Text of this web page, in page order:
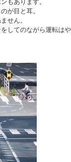
もあります。
が目と耳。
せん。
してのながら運転は